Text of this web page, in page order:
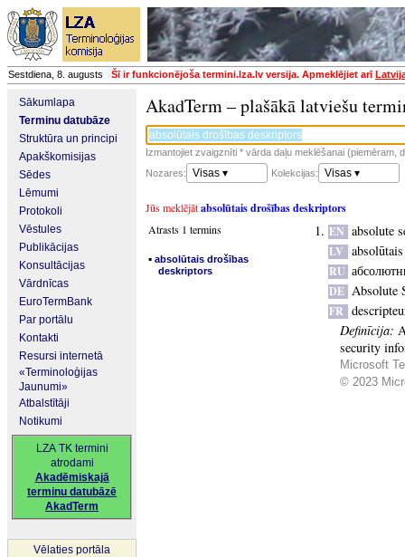
Sestdiena, 8. augusts Šī ir funkcionējoša termini.lza.lv versija. Apmeklējiet arī
Sākumlapa
Terminu datubāze
Struktūra un principi
Apakškomisijas
Sēdes
Lēmumi
Protokoli
Vēstules
Publikācijas
Konsultācijas
Vārdnīcas
EuroTermBank
Par portālu
Kontakti
Resursi internetā
«Terminoloģijas
Jaunumi»
Atbalstītāji
Notikumi
LZA TK termini
atrodami
Akadēmiskajā
terminu datubāzē
AkadTerm
Vēlaties portāla
AkadTerm – plašākā latviešu
Izmantojiet zvaigznīti * vārda daļu meklēšanai (piemēram,
Nozares:
Visas ▾ Kolekcijas: Visas ▾
Jūs meklējātabsolūtais drošības deskriptors
Atrasts 1 termins
▪ absolūtais drošības
deskriptors
EN absolute
LV
RU
DE Absolute
FR
Definīcija:
security
Microsoft
© 2023